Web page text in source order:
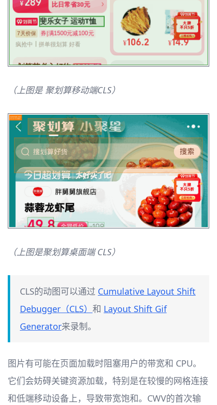
（上图是 聚划算移动端CLS）
（上图是聚划算桌面端 CLS）
CLS的动图可以通过 Cumulative Layout Shift
Debugger（CLS） 和 Layout Shift Gif
Generator来录制。
图片有可能在页面加载时阻塞用户的带宽和 CPU。
它们会妨碍关键资源加载，特别是在较慢的网格连接
和低端移动设备上，导致带宽饱和。CWV的首次输